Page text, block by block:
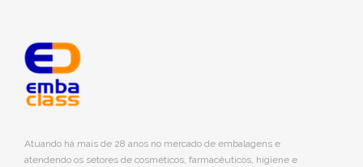
Atuando há mais de 28 anos no mercado de embalagens e
atendendo os setores de cosméticos, farmacêuticos, higiene e